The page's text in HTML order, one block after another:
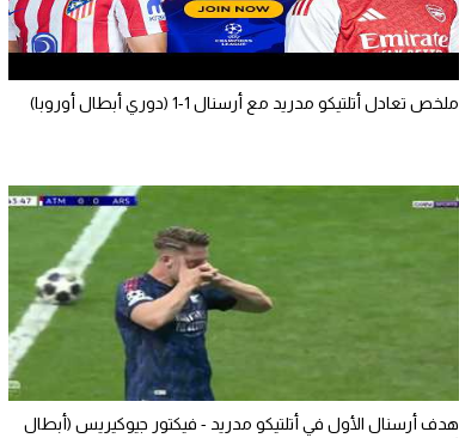
ملخص تعادل أتلتيكو مدريد مع أرسنال 1-1 (دوري أبطال أوروبا)
هدف أرسنال الأول في أتلتيكو مدريد - فيكتور جيوكيريس (أبطال